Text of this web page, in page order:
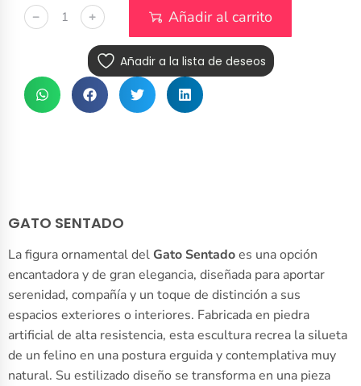
﹣ ﹢ Añadir al carrito
Añadir a la lista de deseos
GATO SENTADO
La figura ornamental del Gato Sentadoes una opción
encantadora y de gran elegancia, diseñada para aportar
serenidad, compañía y un toque de distinción a sus
espacios exteriores o interiores. Fabricada en piedra
artificial de alta resistencia, esta escultura recrea la silueta
de un felino en una postura erguida y contemplativa muy
natural. Su estilizado diseño se transforma en una pieza